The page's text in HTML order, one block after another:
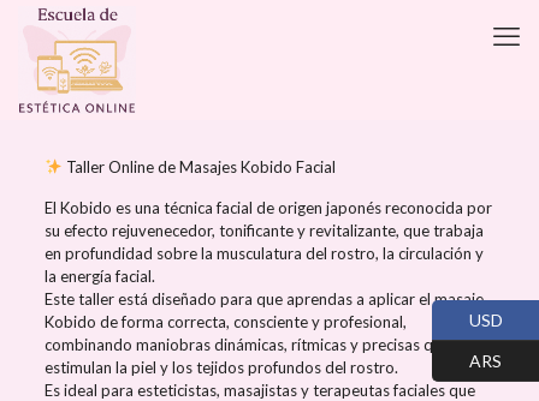
Taller Online de Masajes Kobido Facial
El Kobido es una técnica facial de origen japonés reconocida por
su efecto rejuvenecedor, tonificante y revitalizante, que trabaja
en profundidad sobre la musculatura del rostro, la circulación y
la energía facial.
Este taller está diseñado para que aprendas a aplicar el masaje
Kobido de forma correcta, consciente y profesional,
combinando maniobras dinámicas, rítmicas y precisas que
estimulan la piel y los tejidos profundos del rostro.
Es ideal para esteticistas, masajistas y terapeutas faciales que
USD
ARS